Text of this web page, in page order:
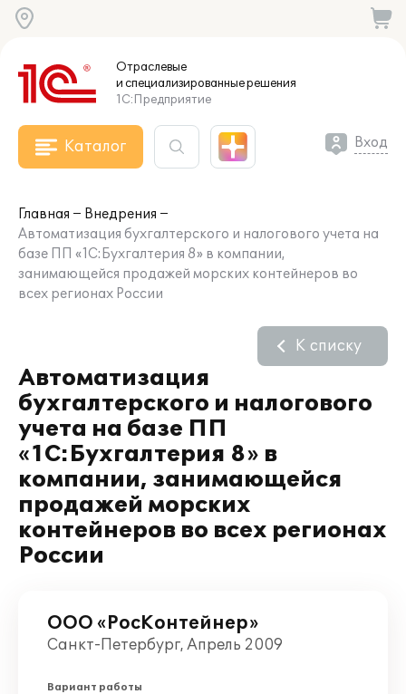
Отраслевые
и специализированныерешения
1С:Предприятие
Каталог Вход
Главная
Внедрения
Автоматизация бухгалтерского и налогового учета на
базе ПП «1С:Бухгалтерия 8» в компании,
занимающейся продажей морских контейнеров во
всех регионах России
Автоматизация
бухгалтерского и налогового
учета на базе ПП
«1С:Бухгалтерия 8» в
компании, занимающейся
продажей морских
контейнеров во всех регионах
России
К списку
ООО «РосКонтейнер»
Санкт-Петербург, Апрель 2009
Вариант работы